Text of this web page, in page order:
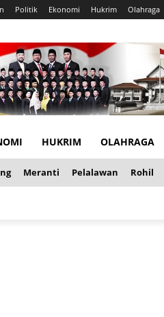
Politik Ekonomi Hukrim Olahraga
HUKRIM OLAHRAGA
Meranti Pelalawan Rohil